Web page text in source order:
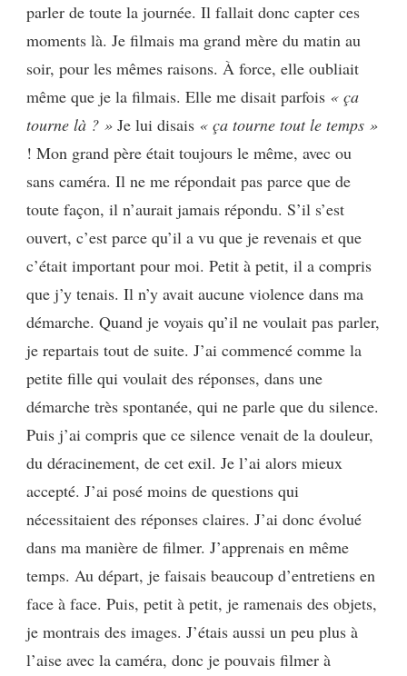
parler de toute la journée. Il fallait donc capter ces
moments là. Je filmais ma grand mère du matin au
soir, pour les mêmes raisons. À force, elle oubliait
même que je la filmais. Elle me disait parfois « ça
tourne là ? » Je lui disais « ça tourne tout le temps »
! Mon grand père était toujours le même, avec ou
sans caméra. Il ne me répondait pas parce que de
toute façon, il n’aurait jamais répondu. S’il s’est
ouvert, c’est parce qu’il a vu que je revenais et que
c’était important pour moi. Petit à petit, il a compris
que j’y tenais. Il n’y avait aucune violence dans ma
démarche. Quand je voyais qu’il ne voulait pas parler,
je repartais tout de suite. J’ai commencé comme la
petite fille qui voulait des réponses, dans une
démarche très spontanée, qui ne parle que du silence.
Puis j’ai compris que ce silence venait de la douleur,
du déracinement, de cet exil. Je l’ai alors mieux
accepté. J’ai posé moins de questions qui
nécessitaient des réponses claires. J’ai donc évolué
dans ma manière de filmer. J’apprenais en même
temps. Au départ, je faisais beaucoup d’entretiens en
face à face. Puis, petit à petit, je ramenais des objets,
je montrais des images. J’étais aussi un peu plus à
l’aise avec la caméra, donc je pouvais filmer à